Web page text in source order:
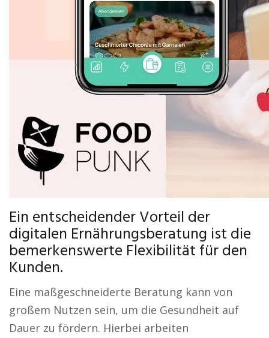
Ein entscheidender Vorteil der
digitalen Ernährungsberatung ist die
bemerkenswerte Flexibilität für den
Kunden.
Eine maßgeschneiderte Beratung kann von
großem Nutzen sein, um die Gesundheit auf
Dauer zu fördern. Hierbei arbeiten